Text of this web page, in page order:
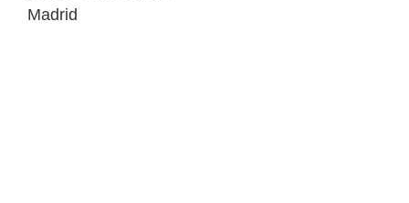
Madrid